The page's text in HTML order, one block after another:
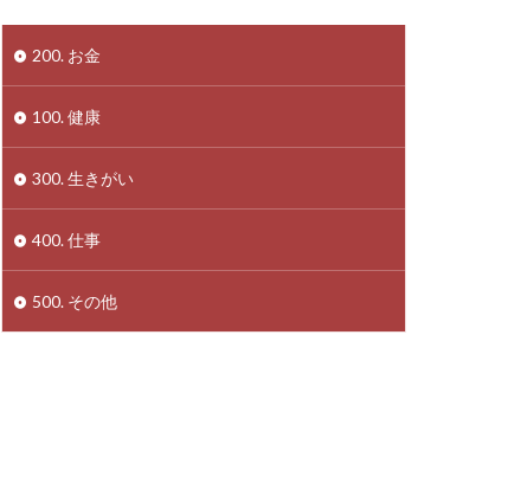
200. お金
100. 健康
300. 生きがい
400. 仕事
500. その他